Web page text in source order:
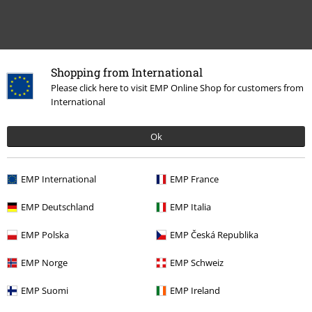
Shopping from International
Please click here to visit EMP Online Shop for customers from
International
Ok
EMP International EMP France
EMP Deutschland EMP Italia
EMP Polska EMP Česká Republika
EMP Norge EMP Schweiz
EMP Suomi EMP Ireland